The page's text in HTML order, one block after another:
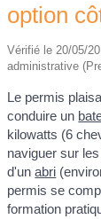
option
Vérifié le 20/05/
administrative
Le permis
conduire un
kilowatts (6
naviguer sur
d'unabri
permis se
formation